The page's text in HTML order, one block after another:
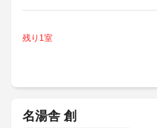
残り1室
名湯舎 創